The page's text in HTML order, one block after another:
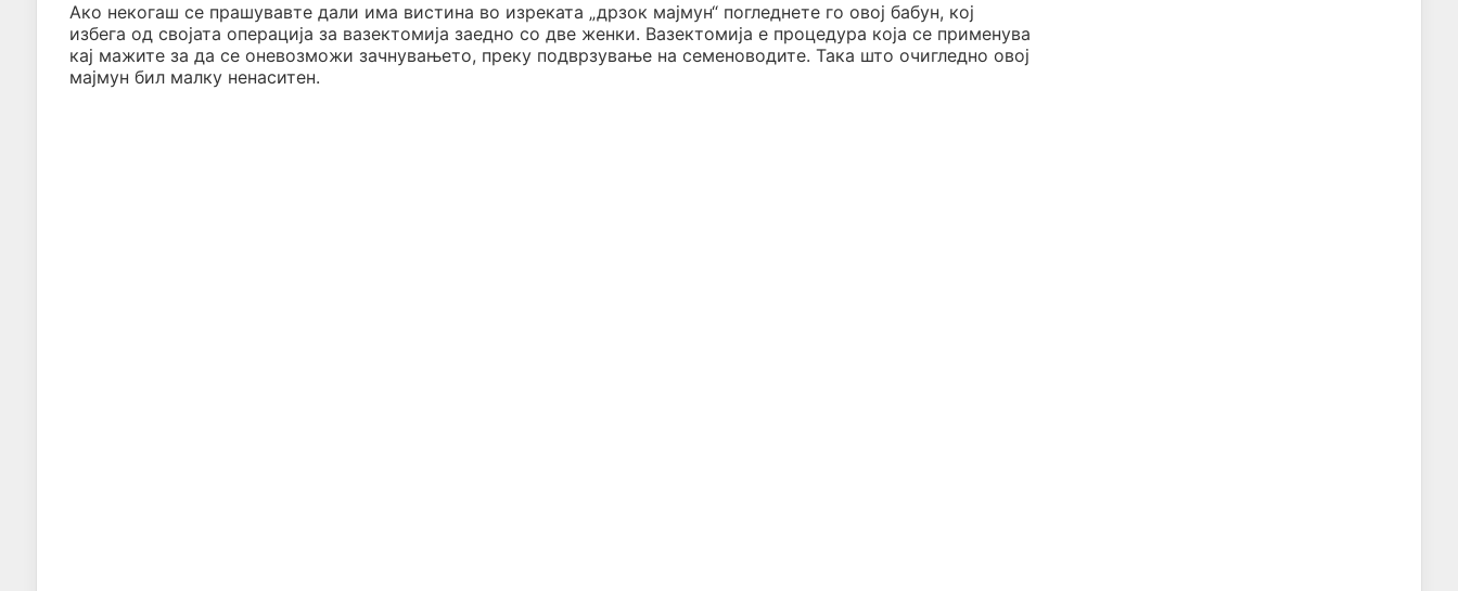
Ако некогаш се прашувавте дали има вистина во изреката „дрзок мајмун“ погледнете го овој бабун, кој
избега од својата операција за вазектомија заедно со две женки. Вазектомија е процедура која се применува
кај мажите за да се оневозможи зачнувањето, преку подврзување на семеноводите. Така што очигледно овој
мајмун бил малку ненаситен.